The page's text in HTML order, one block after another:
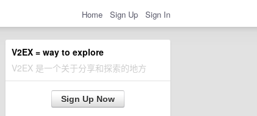
Home Sign Up Sign In
V2EX = way to explore
V2EX 是一个关于分享和探索的地方
Sign Up Now